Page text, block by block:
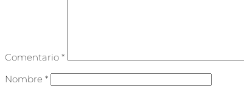
Comentario *
Nombre *